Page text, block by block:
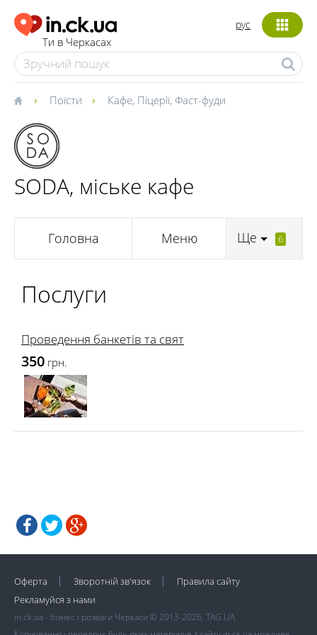
Ти в Черкасах
рус
Поїсти Кафе, Піцерії, Фаст-фуди
SODA, міське кафе
Головна Меню Ще 6
Послуги
Проведення банкетів та свят
350 грн.
Оферта Зворотній зв'язок
Правила сайту
Рекламуйся з нами
in.ck.ua - бізнес і розваги Черкаси © 2013-2026, TAG.UA